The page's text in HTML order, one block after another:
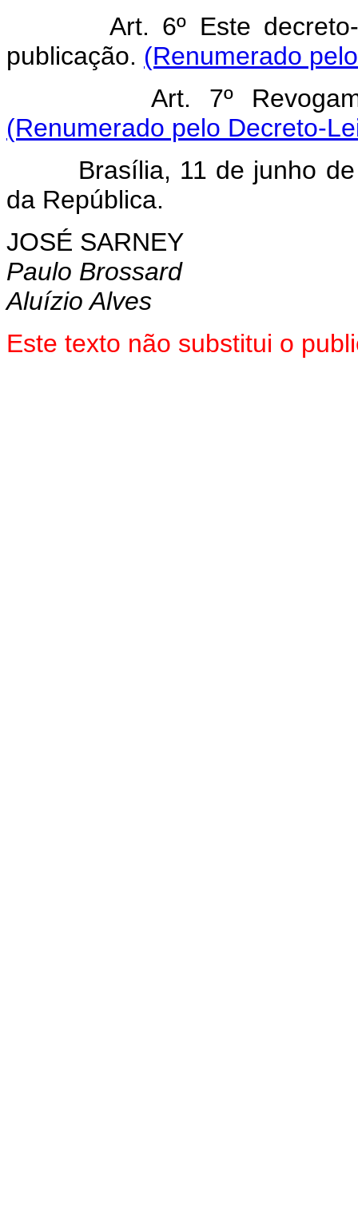
Art. 6º Este decreto-lei
publicação. (Renumerado
Art. 7º Revogam-se
(Renumerado pelo Decreto-
Brasília, 11 de junho de
da República.
JOSÉ SARNEY
Paulo Brossard
Aluízio Alves
Este texto não substitui o